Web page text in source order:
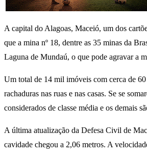
A capital do Alagoas, Maceió, um dos
que a mina nº 18, dentre as 35 minas da
Laguna de Mundaú, o que pode agravar a
Um total de 14 mil imóveis com cerca de
rachaduras nas ruas e nas casas. Se se
considerados de classe média e os demais
A última atualização da Defesa Civil de
cavidade chegou a 2,06 metros. A